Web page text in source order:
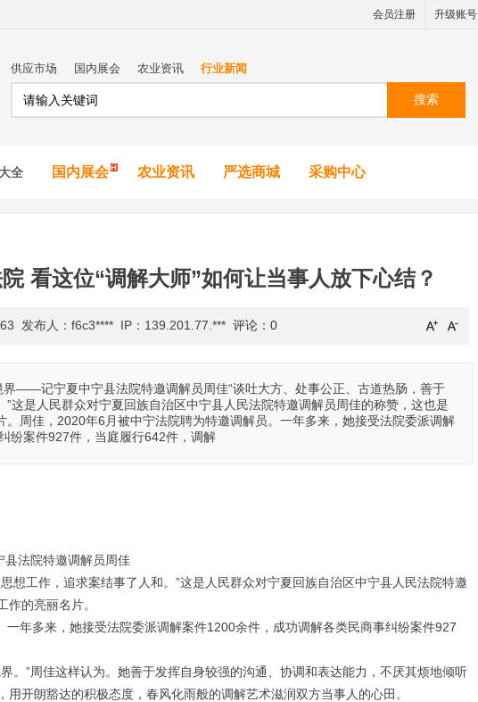
会员注册 升级账号
供应市场 国内展会 农业资讯 行业新闻
搜索
全 国内展会 农业资讯 严选商城 采购中心
看这位“调解大师”如何让当事人放下心结？
发布人：f6c3**** IP：139.201.77.*** 评论：0
界——记宁夏中宁县法院特邀调解员周佳“谈吐大方、处事公正、古道热肠，善于
这是人民群众对宁夏回族自治区中宁县人民法院特邀调解员周佳的称赞，这也是
。周佳，2020年6月被中宁法院聘为特邀调解员。一年多来，她接受法院委派调解
纷案件927件，当庭履行642件，调解
法院特邀调解员周佳
想工作，追求案结事了人和。”这是人民群众对宁夏回族自治区中宁县人民法院特邀
的亮丽名片。
年多来，她接受法院委派调解案件1200余件，成功调解各类民商事纠纷案件927
。”周佳这样认为。她善于发挥自身较强的沟通、协调和表达能力，不厌其烦地倾听
开朗豁达的积极态度，春风化雨般的调解艺术滋润双方当事人的心田。